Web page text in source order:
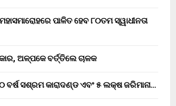
ପାଳିତ ହେବ ୮୦ତମ ସ୍ୱାଧୀନତା
ଅଳ୍ପକେ ବର୍ତ୍ତିଲେ ଚାଳକ
ସଶ୍ରମ କାରାଦଣ୍ଡ ଏବଂ ₹୫ ଲକ୍ଷ ଜରିମାନା…